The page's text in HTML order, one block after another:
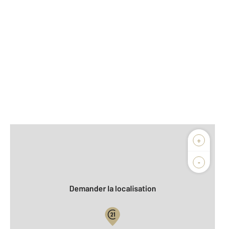
+
-
Biens vendus
Demander la localisation